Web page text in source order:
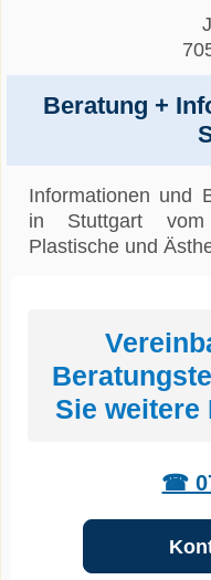
Beratung +
Informationen und
in Stuttgart
Plastische und
Sie weitere
☎